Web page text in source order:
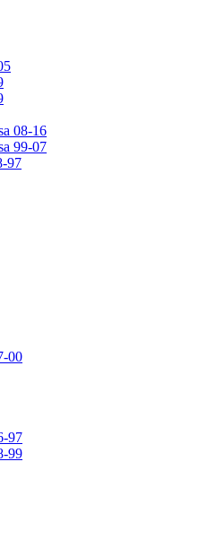
08-16
99-07
97
00
97
99